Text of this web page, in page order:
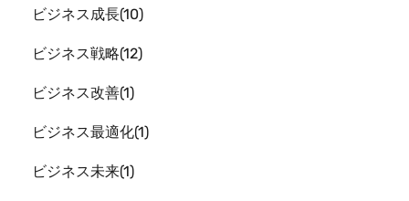
ビジネス成長 10
ビジネス戦略 12
ビジネス改善 1
ビジネス最適化 1
ビジネス未来 1